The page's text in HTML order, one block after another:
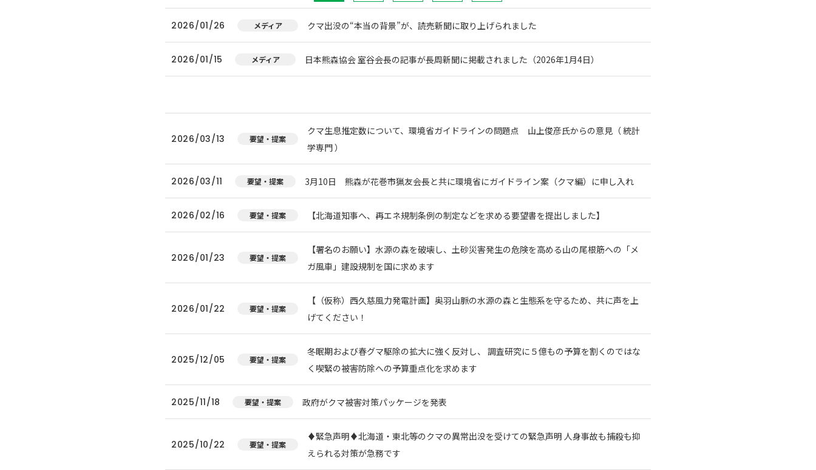
2026/01/26 メディア クマ出没の“本当の背景”が、読売新聞に取り上げられました
2026/01/15 メディア 日本熊森協会 室谷会長の記事が長周新聞に掲載されました（2026年1月4日）
2026/03/13 要望・提案
クマ生息推定数について、環境省ガイドラインの問題点 山上俊彦氏からの意見（ 統計
学専門 ）
2026/03/11 要望・提案 3月10日 熊森が花巻市猟友会長と共に環境省にガイドライン案（クマ編）に申し入れ
2026/02/16 要望・提案 【北海道知事へ、再エネ規制条例の制定などを求める要望書を提出しました】
2026/01/23 要望・提案
【署名のお願い】水源の森を破壊し、土砂災害発生の危険を高める山の尾根筋への「メ
ガ風車」建設規制を国に求めます
2026/01/22 要望・提案
【（仮称）西久慈風力発電計画】奥羽山脈の水源の森と生態系を守るため、共に声を上
げてください！
2025/12/05 要望・提案
冬眠期および春グマ駆除の拡大に強く反対し、 調査研究に５億もの予算を割くのではな
く喫緊の被害防除への予算重点化を求めます
2025/11/18 要望・提案 政府がクマ被害対策パッケージを発表
2025/10/22 要望・提案
♦️緊急声明♦️北海道・東北等のクマの異常出没を受けての緊急声明 人身事故も捕殺も抑
えられる対策が急務です